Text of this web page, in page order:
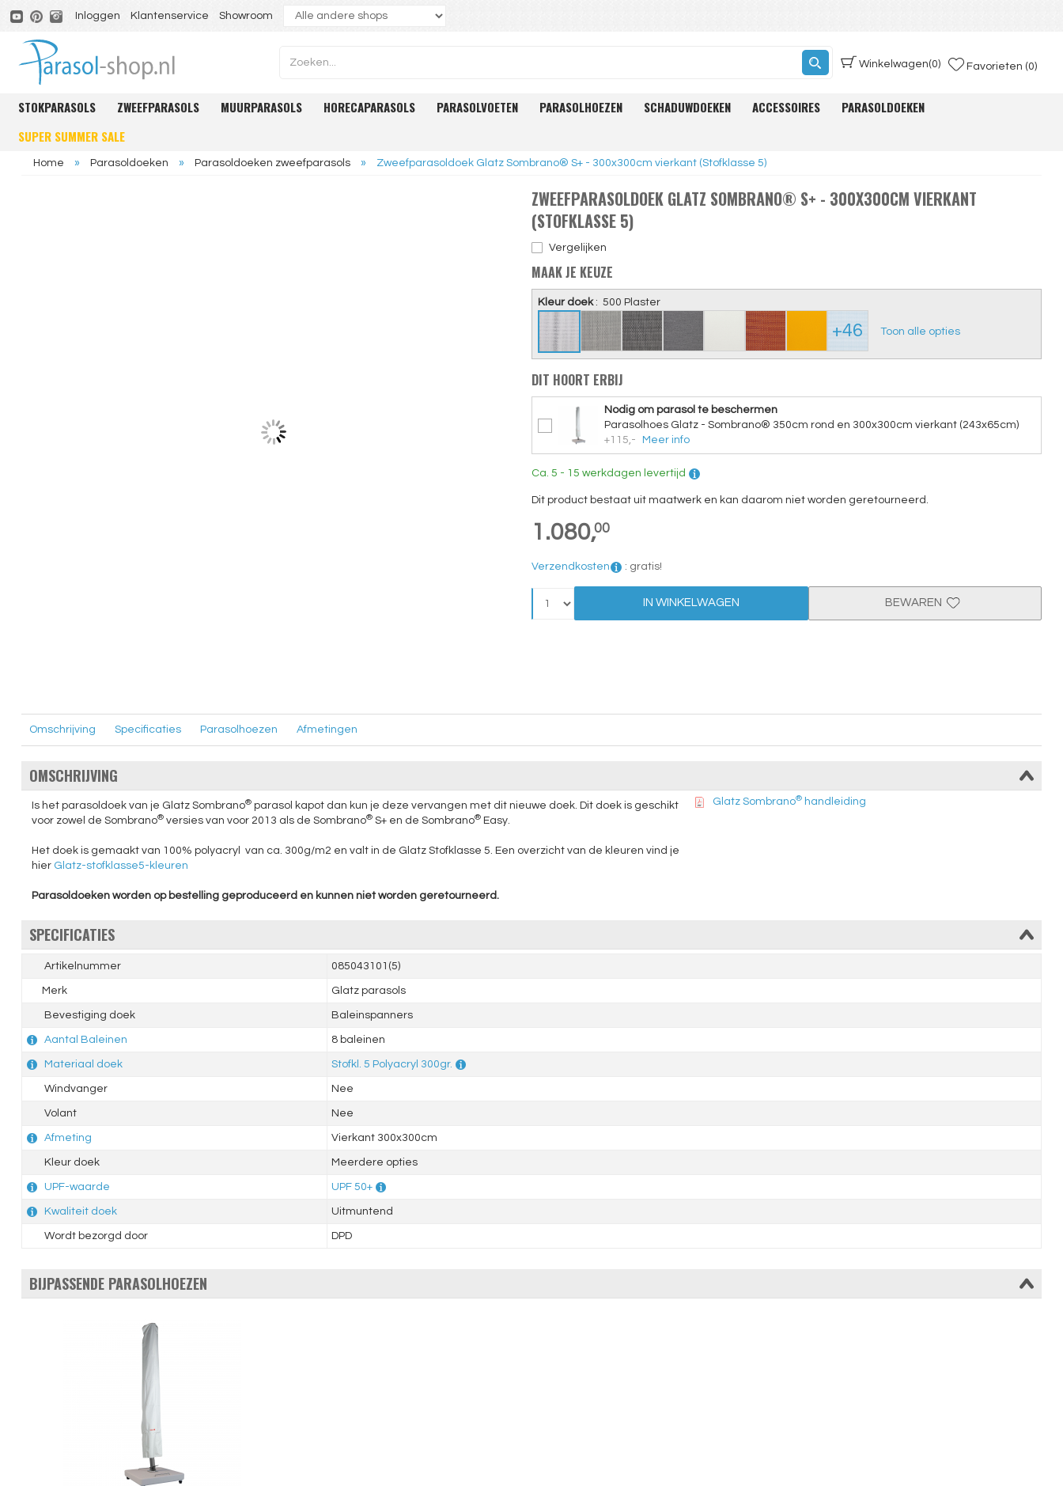
Inloggen Klantenservice Showroom
Winkelwagen(0) Favorieten (0)
STOKPARASOLS ZWEEFPARASOLS MUURPARASOLS HORECAPARASOLS PARASOLVOETEN PARASOLHOEZEN SCHADUWDOEKEN ACCESSOIRES
PARASOLDOEKEN
SUPER SUMMER SALE
Home » Parasoldoeken » Parasoldoeken zweefparasols » Zweefparasoldoek Glatz Sombrano® S+ - 300x300cm vierkant (Stofklasse 5)
ZWEEFPARASOLDOEK GLATZ SOMBRANO® S+ - 300X300CM VIERKANT
(STOFKLASSE 5)
Vergelijken
MAAK JE KEUZE
Kleur doek: 500 Plaster
+46 Toon alle opties
DIT HOORT ERBIJ
Nodig om parasol te beschermen
Parasolhoes Glatz - Sombrano® 350cm rond en 300x300cm vierkant (243x65cm)
+115,-
Meer info
Ca. 5 - 15 werkdagen levertijd
Dit product bestaat uit maatwerk en kan daarom niet worden geretourneerd.
1.080,00
Verzendkosten : gratis!
IN WINKELWAGEN BEWAREN
Omschrijving Specificaties Parasolhoezen Afmetingen
OMSCHRIJVING
Is het parasoldoek van je Glatz Sombrano®parasol kapot dan kun je deze vervangen met dit nieuwe doek. Dit doek is geschikt
voor zowel de Sombrano®versies van voor 2013 als de Sombrano®S+ en de Sombrano®Easy.
Het doek is gemaakt van 100% polyacryl van ca. 300g/m2 en valt in de Glatz Stofklasse 5. Een overzicht van de kleuren vind je
hier Glatz-stofklasse5-kleuren
Parasoldoeken worden op bestelling geproduceerd en kunnen niet worden geretourneerd.
Glatz Sombrano®handleiding
SPECIFICATIES
Artikelnummer 085043101(5)
Merk Glatz parasols
Bevestiging doek Baleinspanners
Aantal Baleinen 8 baleinen
Materiaal doek Stofkl. 5 Polyacryl 300gr.
Windvanger Nee
Volant Nee
Afmeting Vierkant 300x300cm
Kleur doek Meerdere opties
UPF-waarde UPF 50+
Kwaliteit doek Uitmuntend
Wordt bezorgd door DPD
BIJPASSENDE PARASOLHOEZEN